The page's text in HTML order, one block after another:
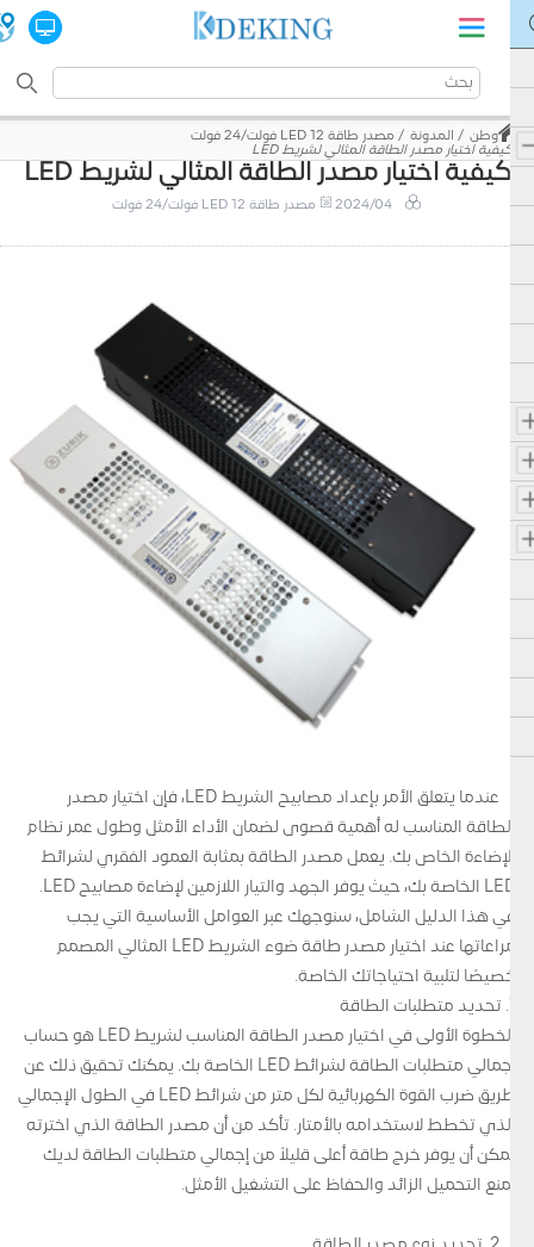
وطن المدونة
مصدر طاقة LED 12 فولت/24 فولت
كيفية اختيار مصدر الطاقة المثالي لشريط LED
كيفية اختيار مصدر الطاقة المثالي لشريط LED
2024/04 مصدر طاقة LED 12 فولت/24 فولت
عندما يتعلق الأمر بإعداد مصابيح الشريط LED، فإن اختيار مصدر
الطاقة المناسب له أهمية قصوى لضمان الأداء الأمثل وطول عمر نظام
الإضاءة الخاص بك. يعمل مصدر الطاقة بمثابة العمود الفقري لشرائط
LED الخاصة بك، حيث يوفر الجهد والتيار اللازمين لإضاءة مصابيح LED.
في هذا الدليل الشامل، سنوجهك عبر العوامل الأساسية التي يجب
مراعاتها عند اختيار مصدر طاقة ضوء الشريط LED المثالي المصمم
خصيصًا لتلبية احتياجاتك الخاصة.
الخطوة الأولى في اختيار مصدر الطاقة المناسب لشريط LED هو حساب
إجمالي متطلبات الطاقة لشرائط LED الخاصة بك. يمكنك تحقيق ذلك عن
طريق ضرب القوة الكهربائية لكل متر من شرائط LED في الطول الإجمالي
الذي تخطط لاستخدامه بالأمتار. تأكد من أن مصدر الطاقة الذي اخترته
يمكن أن يوفر خرج طاقة أعلى قليلاً من إجمالي متطلبات الطاقة لديك
لمنع التحميل الزائد والحفاظ على التشغيل الأمثل.